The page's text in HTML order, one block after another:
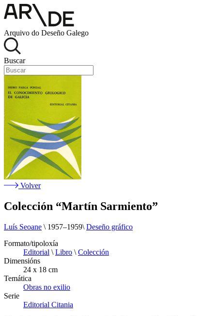
Arquivo do Deseño Galego
Buscar
Volver
Colección “Martín Sarmiento”
Luís Seoane \ 1957–1959\ Deseño gráfico
Formato/tipoloxía
Editorial \ Libro \ Colección
Dimensións
24 x 18 cm
Temática
Obras no exilio
Serie
Editorial Citania